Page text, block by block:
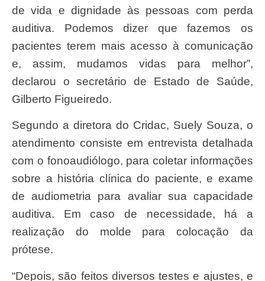
de vida e dignidade às pessoas com perda
auditiva. Podemos dizer que fazemos os
pacientes terem mais acesso à comunicação
e, assim, mudamos vidas para melhor”,
declarou o secretário de Estado de Saúde,
Gilberto Figueiredo.
Segundo a diretora do Cridac, Suely Souza, o
atendimento consiste em entrevista detalhada
com o fonoaudiólogo, para coletar informações
sobre a história clínica do paciente, e exame
de audiometria para avaliar sua capacidade
auditiva. Em caso de necessidade, há a
realização do molde para colocação da
prótese.
“Depois, são feitos diversos testes e ajustes, e